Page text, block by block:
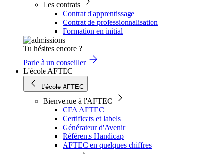
Les contrats
Contrat d'apprentissage
Contrat de professionnalisation
Formation en initial
Tu hésites encore ?
Parle à un conseiller
L'école AFTEC
L'école AFTEC
Bienvenue à l'AFTEC
CFA AFTEC
Certificats et labels
Générateur d'Avenir
Référents Handicap
AFTEC en quelques chiffres